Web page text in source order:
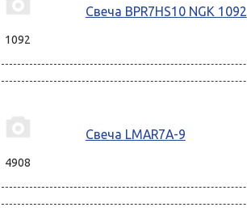
1092
Свеча BPR7HS10 NGK 1092
4908
Свеча LMAR7A-9